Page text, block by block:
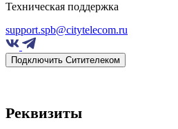
Техническая поддержка
support.spb@citytelecom.ru
Подключить Ситителеком
Реквизиты